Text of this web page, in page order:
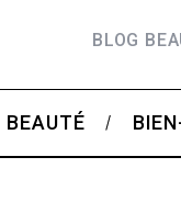
BLOG
BEAUTÉ